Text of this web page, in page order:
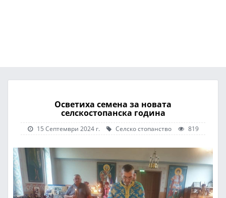
Осветиха семена за новата
селскостопанска година
15 Септември 2024 г. Селско стопанство 819